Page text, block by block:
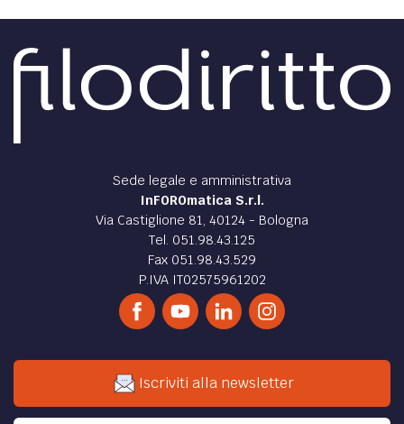
Sede legale e amministrativa
InFOROmatica S.r.l.
Via Castiglione 81, 40124 - Bologna
Tel. 051.98.43.125
Fax 051.98.43.529
P.IVA IT02575961202
Iscriviti alla newsletter